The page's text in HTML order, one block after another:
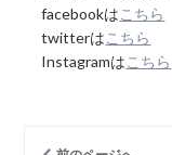
facebookはこちら
twitterはこちら
Instagramはこちら